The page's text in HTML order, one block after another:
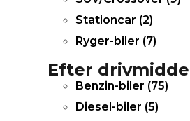
Stationcar (2)
Ryger-biler (7)
Efter
Benzin-biler (75)
Diesel-biler (5)